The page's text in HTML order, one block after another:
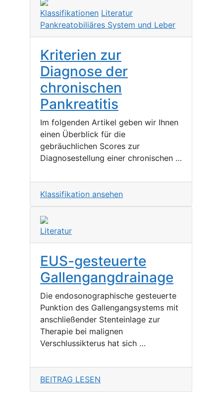
Klassifikationen Literatur
Pankreatobiliäres System und Leber
Kriterien zur
Diagnose der
chronischen
Pankreatitis
Im folgenden Artikel geben wir Ihnen
einen Überblick für die
gebräuchlichen Scores zur
Diagnosestellung einer chronischen …
Klassifikation ansehen
Literatur
EUS-gesteuerte
Gallengangdrainage
Die endosonographische gesteuerte
Punktion des Gallengangsystems mit
anschließender Stenteinlage zur
Therapie bei malignen
Verschlussikterus hat sich …
BEITRAG LESEN